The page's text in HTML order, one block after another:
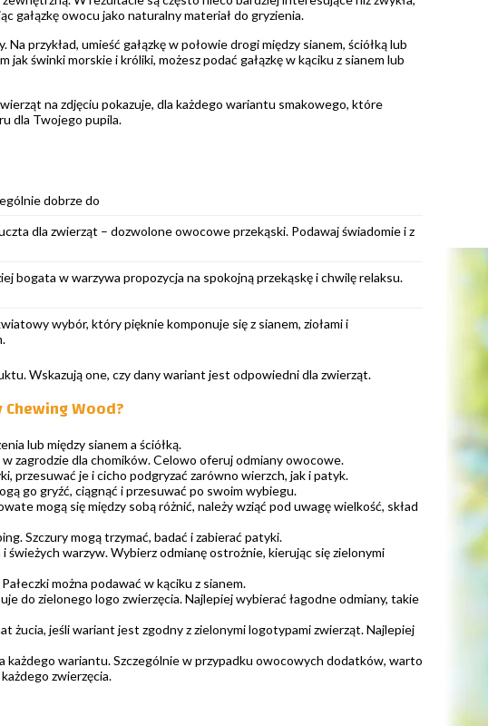
gałązkę owocu jako naturalny materiał do gryzienia.
przykład, umieść gałązkę w połowie drogi między sianem, ściółką lub
jak świnki morskie i króliki, możesz podać gałązkę w kąciku z sianem lub
na zdjęciu pokazuje, dla każdego wariantu smakowego, które
dla Twojego pupila.
dobrze do
dla zwierząt – dozwolone owocowe przekąski. Podawaj świadomie i z
bogata w warzywa propozycja na spokojną przekąskę i chwilę relaksu.
wybór, który pięknie komponuje się z sianem, ziołami i
Wskazują one, czy dany wariant jest odpowiedni dla zwierząt.
Wood?
lub między sianem a ściółką.
zagrodzie dla chomików. Celowo oferuj odmiany owocowe.
przesuwać je i cicho podgryzać zarówno wierzch, jak i patyk.
go gryźć, ciągnąć i przesuwać po swoim wybiegu.
mogą się między sobą różnić, należy wziąć pod uwagę wielkość, skład
Szczury mogą trzymać, badać i zabierać patyki.
świeżych warzyw. Wybierz odmianę ostrożnie, kierując się zielonymi
można podawać w kąciku z sianem.
do zielonego logo zwierzęcia. Najlepiej wybierać łagodne odmiany, takie
żucia, jeśli wariant jest zgodny z zielonymi logotypami zwierząt. Najlepiej
wariantu. Szczególnie w przypadku owocowych dodatków, warto
zwierzęcia.